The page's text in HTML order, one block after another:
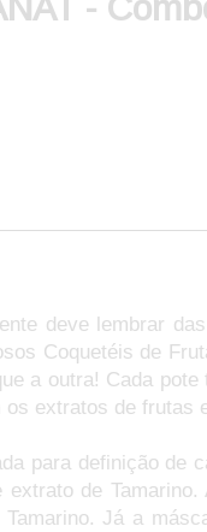
deve lembrar
Coquetéis de
a outra! Cada
extratos de frutas
para definição de
de
Já a